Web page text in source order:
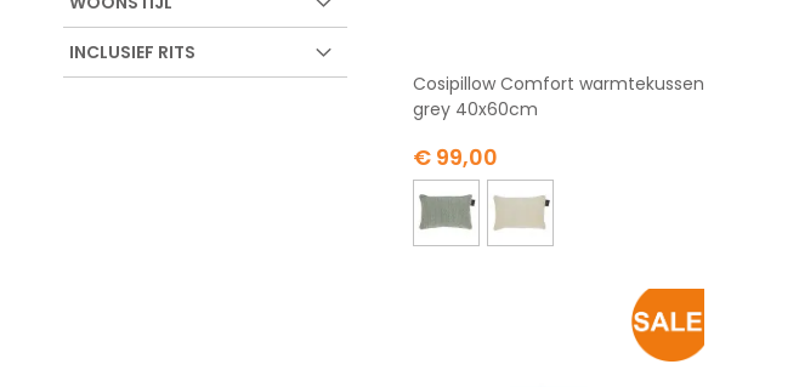
Cosipillow Comfort warmtekussen
grey 40x60cm
€ 99,00
INCLUSIEF RITS